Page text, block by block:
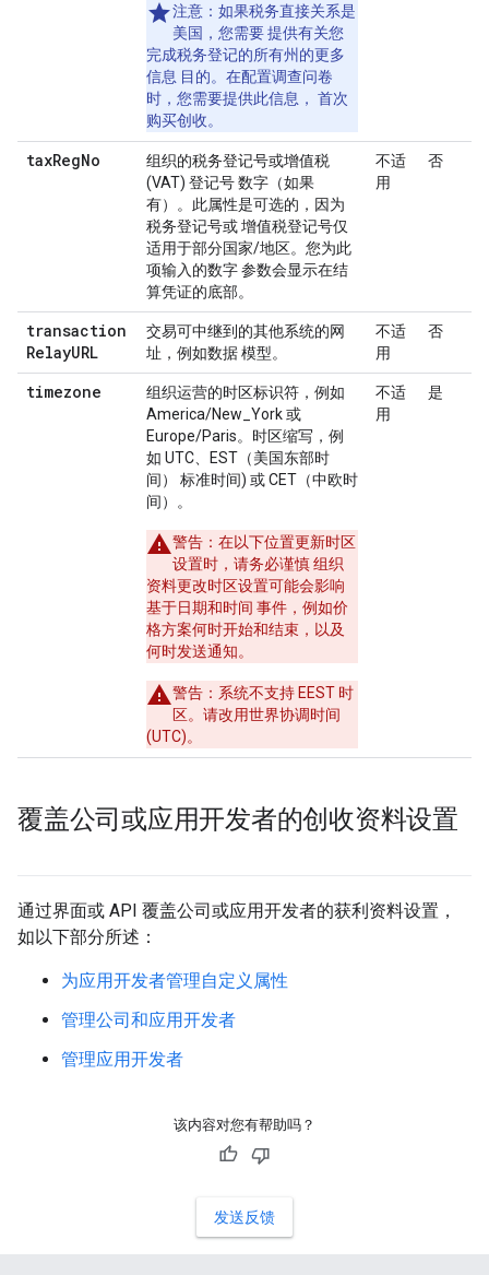
注意 ：如果税务直接关系是
美国，您需要 提供有关您
完成税务登记的所有州的更多
信息 目的。在配置调查问卷
时，您需要提供此信息， 首次
购买创收。
taxRegNo
组织的税务登记号或增值税
(VAT) 登记号 数字（如果
有）。此属性是可选的，因为
税务登记号或 增值税登记号仅
适用于部分国家/地区。您为此
项输入的数字 参数会显示在结
算凭证的底部。
不适
用
否
transaction
RelayURL
交易可中继到的其他系统的网
址，例如数据 模型。
不适
用
否
timezone
组织运营的时区标识符，例如
America/New_York 或
Europe/Paris。时区缩写，例
如 UTC、EST（美国东部时
间） 标准时间) 或 CET（中欧时
间）。
警告 ：在以下位置更新时区
设置时，请务必谨慎 组织
资料更改时区设置可能会影响
基于日期和时间 事件，例如价
格方案何时开始和结束，以及
何时发送通知。
警告 ：系统不支持 EEST 时
区。请改用世界协调时间
(UTC)。
不适
用
是
覆盖公司或应用开发者的创收资料设置
通过界面或 API 覆盖公司或应用开发者的获利资料设置，
如以下部分所述：
为应用开发者管理自定义属性
管理公司和应用开发者
管理应用开发者
该内容对您有帮助吗？
发送反馈